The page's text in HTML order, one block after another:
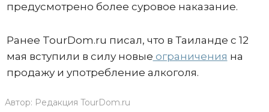
предусмотрено более суровое наказание.
Ранее TourDom.ru писал, что в Таиланде с 12
мая вступили в силу новые ограничения на
продажу и употребление алкоголя.
Автор: Редакция TourDom.ru